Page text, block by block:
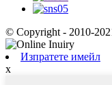
© Copyright - 2010-
Изпратете имейл
x